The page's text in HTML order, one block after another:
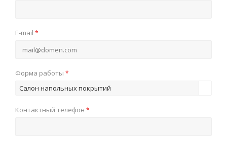
E-mail *
Форма работы *
Салон напольных покрытий
Контактный телефон *